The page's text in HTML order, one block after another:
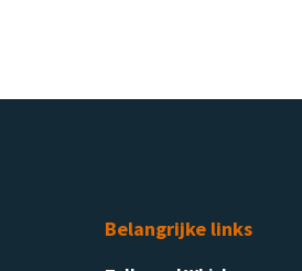
Belangrijke links